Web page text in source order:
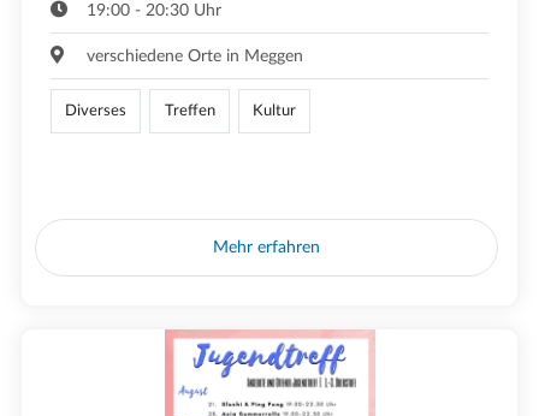
19:00 - 20:30 Uhr
verschiedene Orte in Meggen
Diverses Treffen Kultur
Mehr erfahren